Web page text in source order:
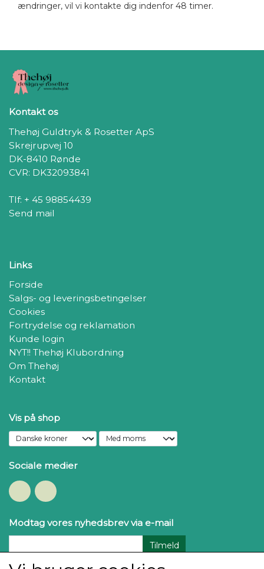
ændringer, vil vi kontakte dig indenfor 48 timer.
Kontakt os
Thehøj Guldtryk & Rosetter ApS
Skrejrupvej 10
DK-8410 Rønde
CVR: DK32093841
Tlf: + 45 98854439
Send mail
Links
Forside
Salgs- og leveringsbetingelser
Cookies
Fortrydelse og reklamation
Kunde login
NYT!! Thehøj Klubordning
Om Thehøj
Kontakt
Vis på shop
Sociale medier
Modtag vores nyhedsbrev via e-mail
Tilmeld